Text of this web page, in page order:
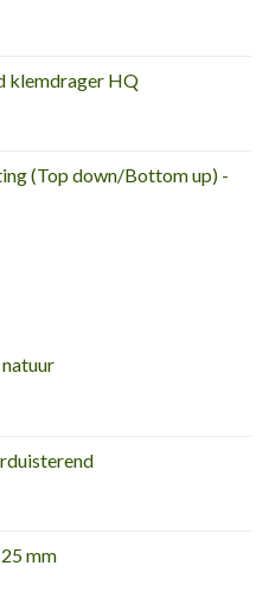
klemdrager HQ
(Top down/Bottom up) -
mm